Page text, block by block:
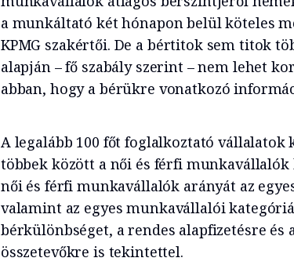
a munkáltató két hónapon belül köteles
KPMG szakértői. De a bértitok sem titok
alapján – fő szabály szerint – nem lehet
abban, hogy a bérükre vonatkozó
A legalább 100 főt foglalkoztató vállalatok
többek között a női és férfi
női és férfi munkavállalók arányát az
valamint az egyes munkavállalói
bérkülönbséget, a rendes alapfizetésre és
összetevőkre is tekintettel.